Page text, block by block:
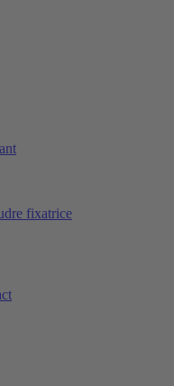
fixatrice